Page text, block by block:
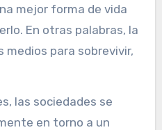
mejor forma de vida
En otras palabras, la
medios para sobrevivir,
las sociedades se
en torno a un